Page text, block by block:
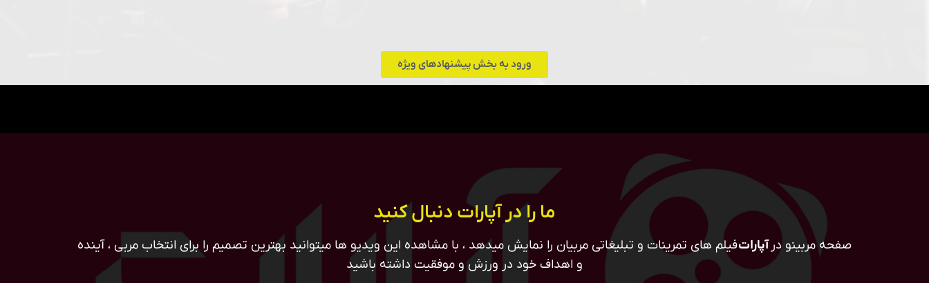
ورود به بخش پیشنهادهای ویژه
ما را در آپارات دنبال کنید
صفحه مربینو در آپاراتفیلم های تمرینات و تبلیغاتی مربیان را نمایش میدهد ، با مشاهده این ویدیو ها میتوانید بهترین تصمیم را برای انتخاب مربی ، آینده
و اهداف خود در ورزش و موفقیت داشته باشید